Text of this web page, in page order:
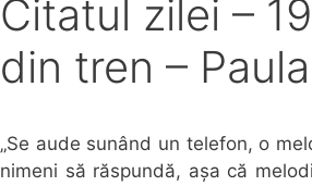
Citatul zilei –
din tren –
„Se aude sunând un telefon, o
nimeni să răspundă, așa că